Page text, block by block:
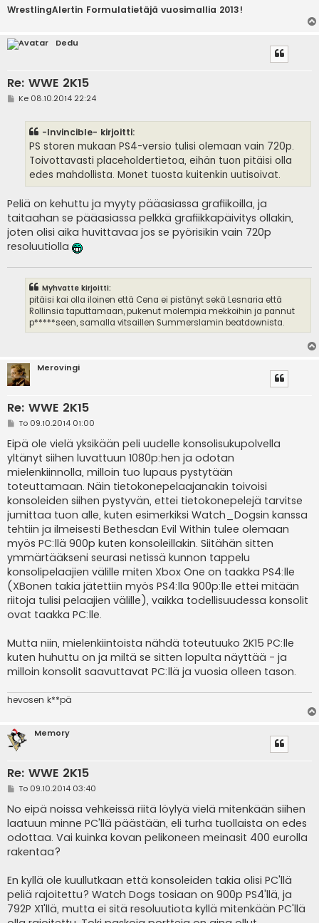
WrestlingAlertin Formulatietäjä vuosimallia 2013!
Dedu
Re: WWE 2K15
VKe 08.10.2014 22:24
-Invincible- kirjoitti:
PS storen mukaan PS4-versio tulisi olemaan vain 720p.
Toivottavasti placeholdertietoa, eihän tuon pitäisi olla
edes mahdollista. Monet tuosta kuitenkin uutisoivat.
Peliä on kehuttu ja myyty pääasiassa grafiikoilla, ja
taitaahan se pääasiassa pelkkä grafiikkapäivitys ollakin,
joten olisi aika huvittavaa jos se pyörisikin vain 720p
resoluutiolla
Myhvatte kirjoitti:
pitäisi kai olla iloinen että Cena ei pistänyt sekä Lesnaria että
Rollinsia taputtamaan, pukenut molempia mekkoihin ja pannut
p*****seen, samalla vitsaillen Summerslamin beatdownista.
Merovingi
Re: WWE 2K15
V
e
s
t
i
To 09.10.2014 01:00
Eipä ole vielä yksikään peli uudelle konsolisukupolvella
yltänyt siihen luvattuun 1080p:hen ja odotan
mielenkiinnolla, milloin tuo lupaus pystytään
toteuttamaan. Näin tietokonepelaajanakin toivoisi
konsoleiden siihen pystyvän, ettei tietokonepelejä tarvitse
jumittaa tuon alle, kuten esimerkiksi Watch_Dogsin kanssa
tehtiin ja ilmeisesti Bethesdan Evil Within tulee olemaan
myös PC:llä 900p kuten konsoleillakin. Siitähän sitten
ymmärtääkseni seurasi netissä kunnon tappelu
konsolipelaajien välille miten Xbox One on taakka PS4:lle
(XBonen takia jätettiin myös PS4:lla 900p:lle ettei mitään
riitoja tulisi pelaajien välille), vaikka todellisuudessa konsolit
ovat taakka PC:lle.
Mutta niin, mielenkiintoista nähdä toteutuuko 2K15 PC:lle
kuten huhuttu on ja miltä se sitten lopulta näyttää - ja
milloin konsolit saavuttavat PC:llä ja vuosia olleen tason.
hevosen k**pä
Memory
Re: WWE 2K15
V
e
s
t
i
To 09.10.2014 03:40
No eipä noissa vehkeissä riitä löylyä vielä mitenkään siihen
laatuun minne PC'llä päästään, eli turha tuollaista on edes
odottaa. Vai kuinka kovan pelikoneen meinasit 400 eurolla
rakentaa?
En kyllä ole kuullutkaan että konsoleiden takia olisi PC'llä
peliä rajoitettu? Watch Dogs tosiaan on 900p PS4'llä, ja
792P X1'llä, mutta ei sitä resoluutiota kyllä mitenkään PC'llä